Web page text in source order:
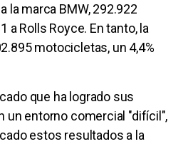
la marca BMW, 292.922
a Rolls Royce. En tanto, la
motocicletas, un 4,4%
que ha logrado sus
un entorno comercial "difícil",
estos resultados a la